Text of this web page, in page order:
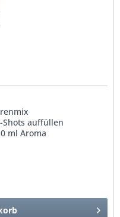
Shots auffüllen
ml Aroma